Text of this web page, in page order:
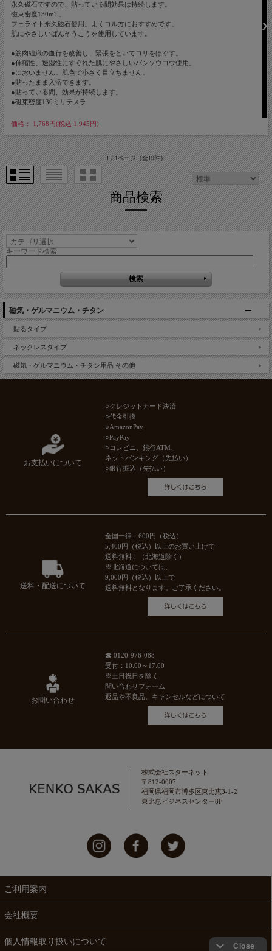
永久磁石ですので、貼っている間効果は持続します。
磁束密度130mT。
フェライト永久磁石使用。よくコル方におすすめです。
肌にやさしいばんそうこうを使用しています。
●筋肉組織の血行を改善し、緊張をといてコリをほぐす。
●伸縮性、透湿性にすぐれた肌にやさしいバンソウコウ使用。
●においません。肌色で小さく目立ちません。
●貼ったまま入浴できます。
●貼っている間、効果が持続します。
●磁束密度130ミリテスラ
価格： 1,768円(税込 1,945円)
1 / 1ページ（全19件）
商品検索
キーワード検索
磁気・ゲルマニウム・チタン
貼るタイプ
ネックレスタイプ
磁気・ゲルマニウム・チタン用品 その他
お支払いについて
○クレジットカード決済
○代金引換
○AmazonPay
○PayPay
○コンビニ、銀行ATM、
ネットバンキング（先払い）
○銀行振込（先払い）
送料・配送について
全国一律：600円（税込）
5,400円（税込）以上のお買い上げで
送料無料！（北海道除く）
※北海道については、
9,000円（税込）以上で
送料無料となります。ご了承ください。
お問い合わせ
☎ 0120-976-088
受付：10:00～17:00
※土日祝日を除く
問い合わせフォーム
返品や不良品、キャンセルなどについて
株式会社スターネット
〒812-0007
福岡県福岡市博多区東比恵3-1-2
東比恵ビジネスセンター8F
ご利用案内
会社概要
個人情報取り扱いについて